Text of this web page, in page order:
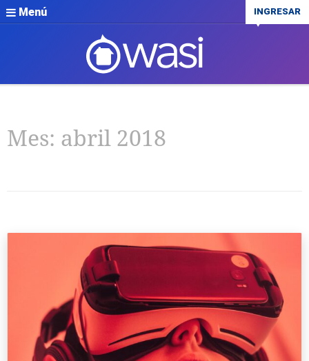
Menú INGRESAR
Mes: abril 2018